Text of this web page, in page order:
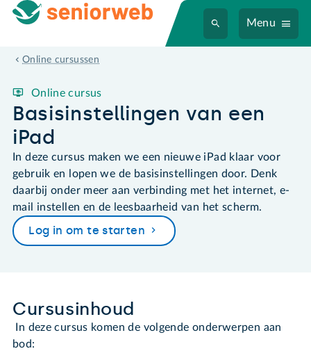
Menu
Online cursussen
Basisinstellingen van een iPad
Online cursus
Basisinstellingen van een
iPad
In deze cursus maken we een nieuwe iPad klaar voor
gebruik en lopen we de basisinstellingen door. Denk
daarbij onder meer aan verbinding met het internet, e-
mail instellen en de leesbaarheid van het scherm.
Log in om te starten
Cursusinhoud
In deze cursus komen de volgende onderwerpen aan
bod: